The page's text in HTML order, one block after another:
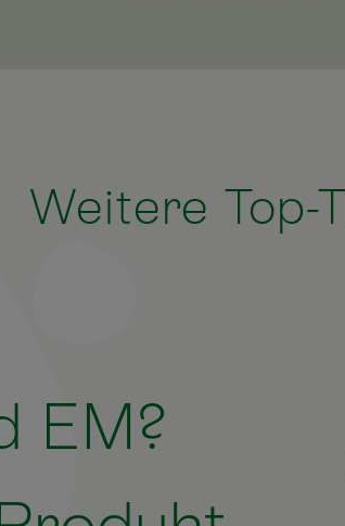
Weitere Top-
EM?